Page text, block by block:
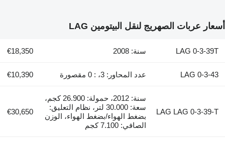
أسعار عربات الصهريج لنقل البيتومين LAG
LAG 0-3-39T سنة: 2008 €18,350
LAG 0-3-43 عدد المحاور: 3، : 0 مقصورة €10,390
LAG LAG 0-3-39-T
سنة: 2012، حمولة: 26.900 كجم،
سعة: 30.000 لتر، نظام التعليق:
بضغط الهواء/بضغط الهواء، الوزن
الصافي: 7.100 كجم
€30,650